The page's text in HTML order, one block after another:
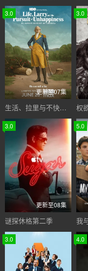
3.0
更新至07集
生活、拉里与不快乐的追求：一部美国史
3.0
权
3.0
更新至08集
谜探休格第二季
5.0
3.0 4.0